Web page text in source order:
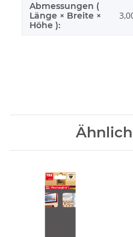
Abmessungen (
Länge × Breite ×
Höhe ):